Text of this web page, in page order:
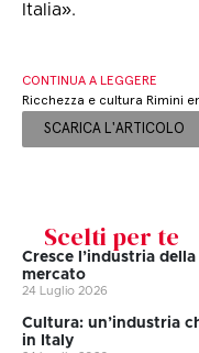
Italia».
CONTINUA A LEGGERE
Ricchezza e cultura Rimini
SCARICA L'ARTICOLO
Scelti per te
Cresce l’industria
mercato
24 Luglio 2026
Cultura: un’industria
in Italy